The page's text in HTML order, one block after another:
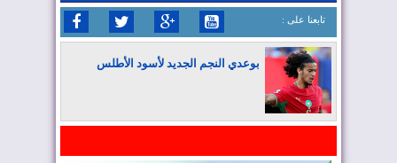
: تابعنا على
بوعدي النجم الجديد لأسود الأطلس